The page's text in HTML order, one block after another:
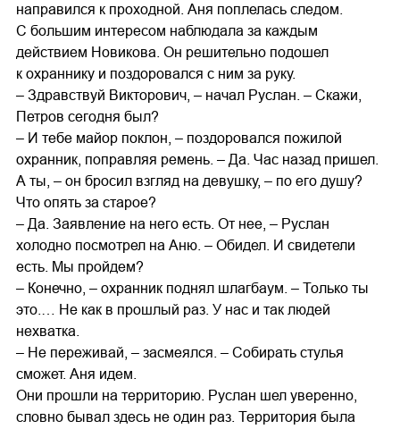
направился к проходной. Аня поплелась следом.
С большим интересом наблюдала за каждым
действием Новикова. Он решительно подошел
к охраннику и поздоровался с ним за руку.
– Здравствуй Викторович, – начал Руслан. – Скажи,
Петров сегодня был?
– И тебе майор поклон, – поздоровался пожилой
охранник, поправляя ремень. – Да. Час назад пришел.
А ты, – он бросил взгляд на девушку, – по его душу?
Что опять за старое?
– Да. Заявление на него есть. От нее, – Руслан
холодно посмотрел на Аню. – Обидел. И свидетели
есть. Мы пройдем?
– Конечно, – охранник поднял шлагбаум. – Только ты
это.… Не как в прошлый раз. У нас и так людей
нехватка.
– Не переживай, – засмеялся. – Собирать стулья
сможет. Аня идем.
Они прошли на территорию. Руслан шел уверенно,
словно бывал здесь не один раз. Территория была